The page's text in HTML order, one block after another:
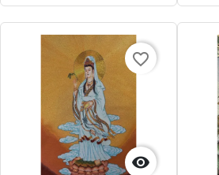

favorite_border